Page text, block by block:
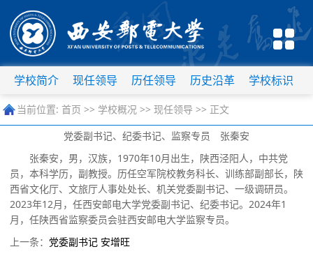
学校简介 现任领导 历任领导 历史沿革 学校标识
当前位置: 首页 >> 学校概况 >> 现任领导 >> 正文
党委副书记、纪委书记、监察专员 张秦安
张秦安，男，汉族，1970年10月出生，陕西泾阳人，中共党
员，本科学历，副教授。历任空军院校教务科长、训练部副部长，陕
西省文化厅、文旅厅人事处处长、机关党委副书记、一级调研员。
2023年12月，任西安邮电大学党委副书记、纪委书记。2024年1
月，任陕西省监察委员会驻西安邮电大学监察专员。
上一条： 党委副书记 安增旺